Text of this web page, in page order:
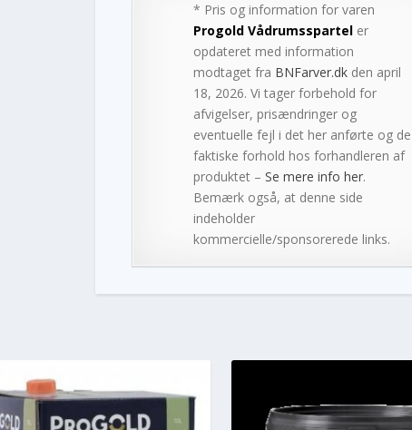
* Pris og information for varen
Progold Vådrumssparteler
opdateret med information
modtaget fra BNFarver.dkden april
18, 2026. Vi tager forbehold for
afvigelser, prisændringer og
eventuelle fejl i det her anførte og de
faktiske forhold hos forhandleren af
produktet – Se mere info her.
Bemærk også, at denne side
indeholder
kommercielle/sponsorerede links.